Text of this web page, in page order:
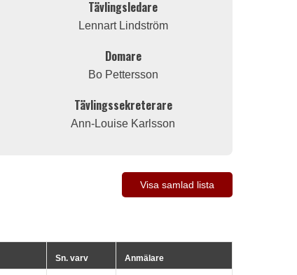
Tävlingsledare
Lennart Lindström
Domare
Bo Pettersson
Tävlingssekreterare
Ann-Louise Karlsson
Visa samlad lista
Sn. varv Anmälare